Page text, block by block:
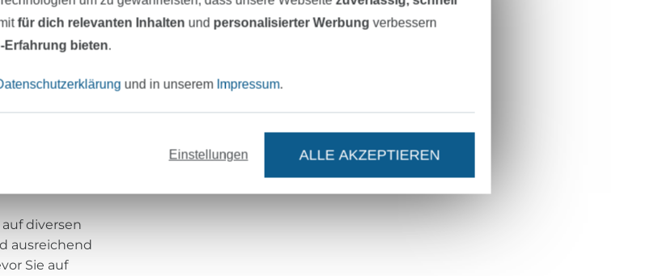
ist
ohne
diversen
ausreichend
Sie auf
für dich relevanten Inhalten und personalisierter Werbung verbessern
Erfahrung bieten.
und in unserem Impressum.
Einstellungen ALLE AKZEPTIEREN